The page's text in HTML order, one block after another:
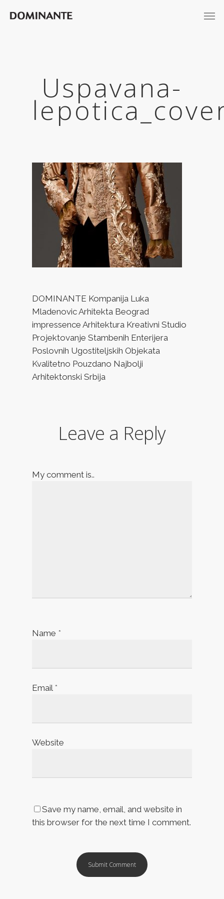
Uspavana-
DOMINANTE Kompanija Luka
Mladenovic Arhitekta Beograd
impressence Arhitektura Kreativni Studio
Projektovanje Stambenih Enterijera
Poslovnih Ugostiteljskih Objekata
Kvalitetno Pouzdano Najbolji
Arhitektonski Srbija
Leave a Reply
My comment is..
Name *
Email *
Website
Save my name, email, and website in
this browser for the next time I comment.